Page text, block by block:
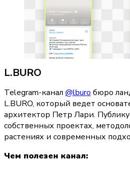
L.BURO
Telegram-канал @lburo бюро
L.BURO, который ведет
архитектор Петр Лари.
собственных проектах,
растениях и современных
Чем полезен канал: